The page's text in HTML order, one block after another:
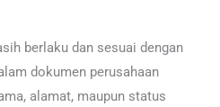
berlaku dan sesuai dengan
dokumen perusahaan
alamat, maupun status